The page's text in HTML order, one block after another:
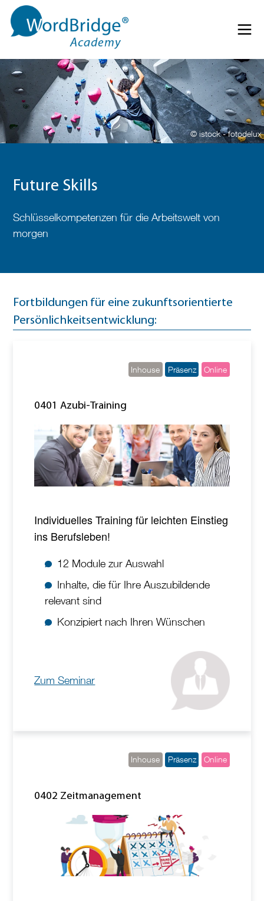
Direkt zum Inhalt springen
© istock - fotodelux
Future Skills
Schlüsselkompetenzen für die Arbeitswelt von
morgen
Fortbildungen für eine zukunftsorientierte
Persönlichkeitsentwicklung:
Inhouse Präsenz Online
0401 Azubi-Training
Individuelles Training für leichten Einstieg
ins Berufsleben!
12 Module zur Auswahl
Inhalte, die für Ihre Auszubildende
relevant sind
Konzipiert nach Ihren Wünschen
Zum Seminar
Inhouse Präsenz Online
0402 Zeitmanagement